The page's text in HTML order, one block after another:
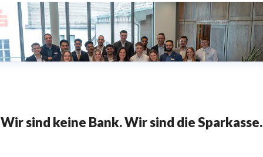
Wir sind keine Bank. Wir sind die Sparkasse.